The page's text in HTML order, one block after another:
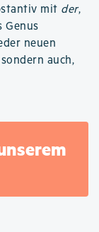
mit der,
Genus
neuen
auch,